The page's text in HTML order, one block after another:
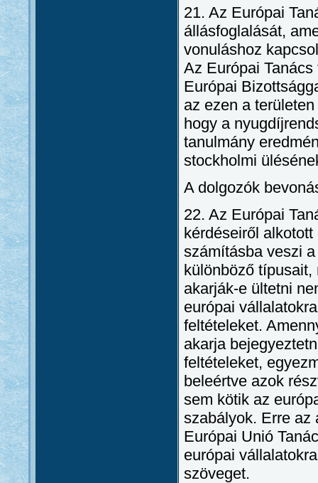
21. Az Európai
állásfoglalását,
vonuláshoz
Az Európai
Európai
az ezen a
hogy a
tanulmány
stockholmi
A dolgozók
22. Az Európai
kérdéseiről
számításba veszi
különböző
akarják-e ültetni
európai
feltételeket.
akarja
feltételeket,
beleértve azok
sem kötik az
szabályok. Erre az
Európai Unió
európai
szöveget.